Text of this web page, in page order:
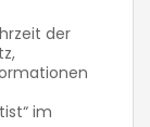
der
im